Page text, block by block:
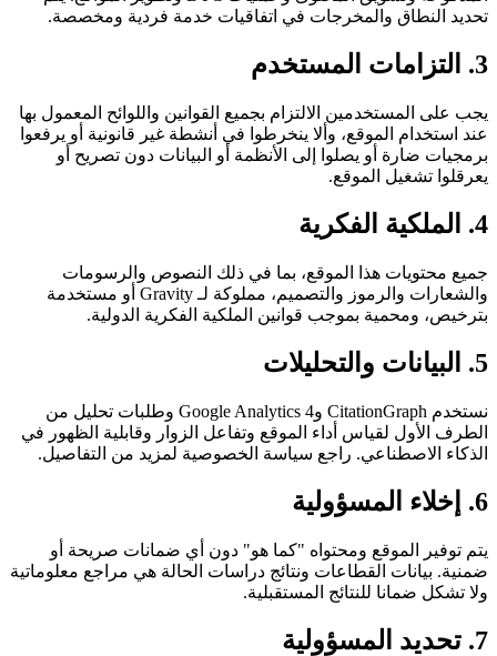
تحديد النطاق والمخرجات في اتفاقيات خدمة فردية ومخصصة.
3. التزامات المستخدم
يجب على المستخدمين الالتزام بجميع القوانين واللوائح المعمول بها
عند استخدام الموقع، وألا ينخرطوا في أنشطة غير قانونية أو يرفعوا
برمجيات ضارة أو يصلوا إلى الأنظمة أو البيانات دون تصريح أو
يعرقلوا تشغيل الموقع.
4. الملكية الفكرية
جميع محتويات هذا الموقع، بما في ذلك النصوص والرسومات
والشعارات والرموز والتصميم، مملوكة لـ Gravity أو مستخدمة
بترخيص، ومحمية بموجب قوانين الملكية الفكرية الدولية.
5. البيانات والتحليلات
نستخدم CitationGraph وGoogle Analytics 4 وطلبات تحليل من
الطرف الأول لقياس أداء الموقع وتفاعل الزوار وقابلية الظهور في
الذكاء الاصطناعي. راجع سياسة الخصوصية لمزيد من التفاصيل.
6. إخلاء المسؤولية
يتم توفير الموقع ومحتواه "كما هو" دون أي ضمانات صريحة أو
ضمنية. بيانات القطاعات ونتائج دراسات الحالة هي مراجع معلوماتية
ولا تشكل ضمانا للنتائج المستقبلية.
7. تحديد المسؤولية